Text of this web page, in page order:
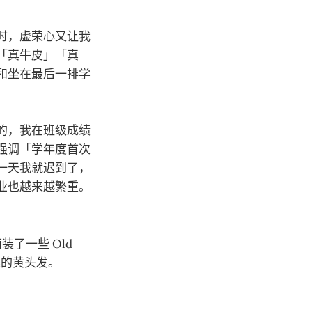
，虚荣心又让我
真牛皮」「真
坐在最后一排学
，我在班级成绩
调「学年度首次
我就迟到了，
越来越繁重。
了一些 Old
黄头发。